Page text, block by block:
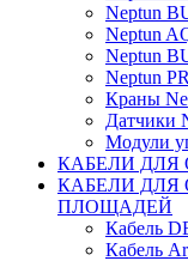
Neptun
Neptun
Neptun
Neptun
Краны
Датчики
Модули
КАБЕЛИ ДЛЯ
КАБЕЛИ ДЛЯ
ПЛОЩАДЕЙ
Кабель
Кабель